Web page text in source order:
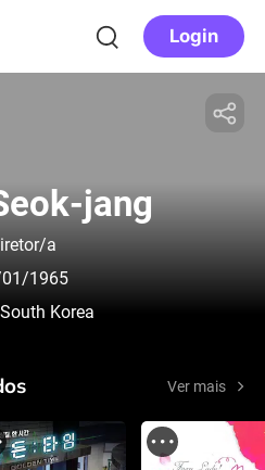
Login
jang
a
1965
Korea
Ver mais